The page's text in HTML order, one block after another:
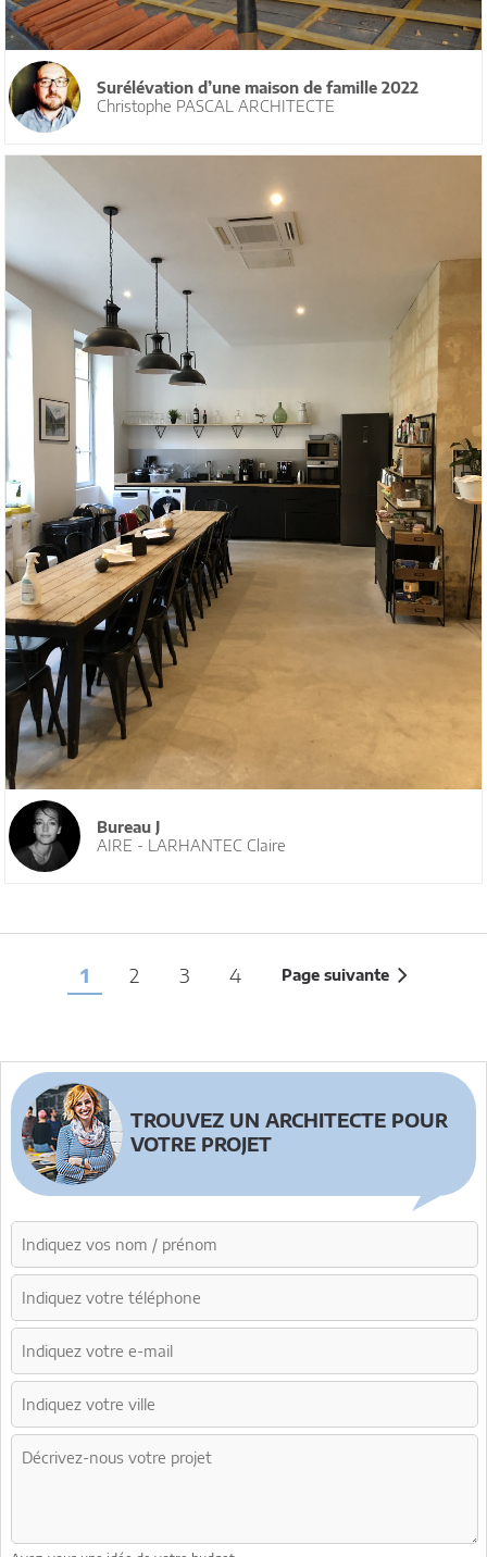
Surélévation d’une maison de famille 2022
Christophe PASCAL ARCHITECTE
Bureau J
AIRE - LARHANTEC Claire
1 2 3 4 Page suivante
TROUVEZ UN ARCHITECTE POUR
VOTRE PROJET